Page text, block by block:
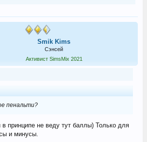
Smik Kims
Сэнсей
Активист SimsMix 2021
пенальти?
принципе не веду тут баллы) Только для
и минусы.